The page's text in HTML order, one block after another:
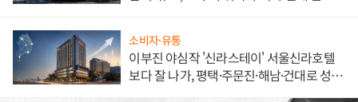
소비자·유통
이부진 야심작 '신라스테이' 서울신라호텔
보다 잘 나가, 평택·주문진·해남·건대로 성